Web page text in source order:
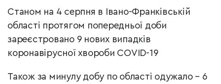
Станом на 4 серпня в Івано-Франківській
області протягом попередньої доби
зареєстровано 9 нових випадків
коронавірусної хвороби COVID-19
Також за минулу добу по області одужало – 6